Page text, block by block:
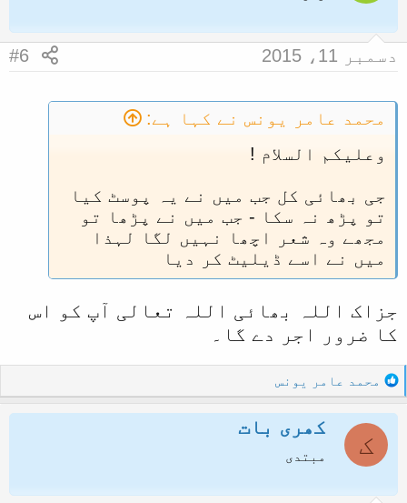
o
دسمبر 11، 2015 #6
محمد عامر یونس نے کہا ہے:
وعلیکم السلام !
جی بھائی کل جب میں نے یہ پوسٹ کیا
تو پڑھ نہ سکا - جب میں نے پڑھا تو
مجھے وہ شعر اچھا نہیں لگا لہذا
میں نے اسے ڈیلیٹ کر دیا
جزاک اللہ بھائی اللہ تعالی آپ کو اس
کا ضرور اجر دے گا۔
R
e
a
o
محمد عامر یونس
ک
کھری بات
مبتدی